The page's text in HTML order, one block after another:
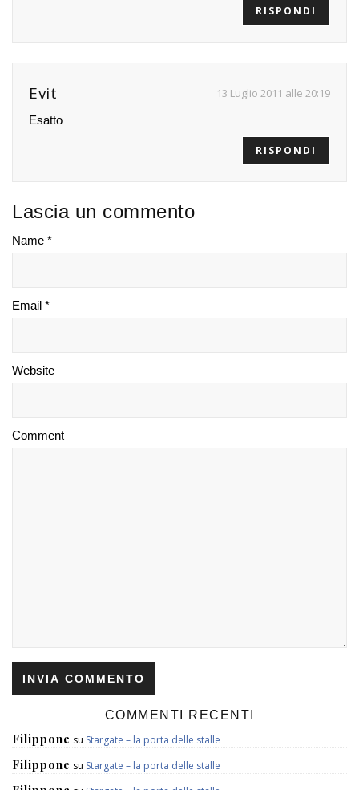
RISPONDI
Evit 13 Luglio 2011 alle 20:19
Esatto
RISPONDI
Lascia un commento
Name *
Email *
Website
Comment
COMMENTI RECENTI
Filippone su Stargate – la porta delle stalle
Filippone su Stargate – la porta delle stalle